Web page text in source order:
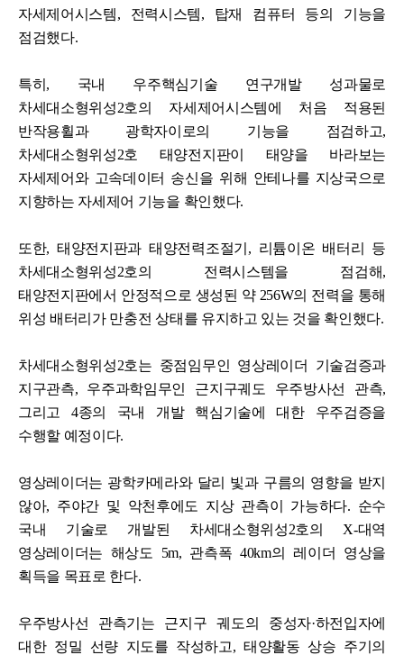
자세제어시스템, 전력시스템, 탑재 컴퓨터 등의 기능을
점검했다.
특히, 국내 우주핵심기술 연구개발 성과물로
차세대소형위성2호의 자세제어시스템에 처음 적용된
반작용휠과 광학자이로의 기능을 점검하고,
차세대소형위성2호 태양전지판이 태양을 바라보는
자세제어와 고속데이터 송신을 위해 안테나를 지상국으로
지향하는 자세제어 기능을 확인했다.
또한, 태양전지판과 태양전력조절기, 리튬이온 배터리 등
차세대소형위성2호의 전력시스템을 점검해,
태양전지판에서 안정적으로 생성된 약 256W의 전력을 통해
위성 배터리가 만충전 상태를 유지하고 있는 것을 확인했다.
차세대소형위성2호는 중점임무인 영상레이더 기술검증과
지구관측, 우주과학임무인 근지구궤도 우주방사선 관측,
그리고 4종의 국내 개발 핵심기술에 대한 우주검증을
수행할 예정이다.
영상레이더는 광학카메라와 달리 빛과 구름의 영향을 받지
않아, 주야간 및 악천후에도 지상 관측이 가능하다. 순수
국내 기술로 개발된 차세대소형위성2호의 X-대역
영상레이더는 해상도 5m, 관측폭 40km의 레이더 영상을
획득을 목표로 한다.
우주방사선 관측기는 근지구 궤도의 중성자·하전입자에
대한 정밀 선량 지도를 작성하고, 태양활동 상승 주기의